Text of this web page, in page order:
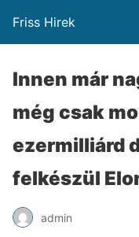
Friss Hirek
Innen már
még csak
ezermilliárd
felkészül
admin